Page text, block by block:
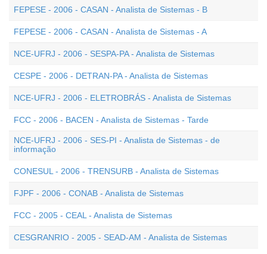
FEPESE - 2006 - CASAN - Analista de Sistemas - B
FEPESE - 2006 - CASAN - Analista de Sistemas - A
NCE-UFRJ - 2006 - SESPA-PA - Analista de Sistemas
CESPE - 2006 - DETRAN-PA - Analista de Sistemas
NCE-UFRJ - 2006 - ELETROBRÁS - Analista de Sistemas
FCC - 2006 - BACEN - Analista de Sistemas - Tarde
NCE-UFRJ - 2006 - SES-PI - Analista de Sistemas - de
informação
CONESUL - 2006 - TRENSURB - Analista de Sistemas
FJPF - 2006 - CONAB - Analista de Sistemas
FCC - 2005 - CEAL - Analista de Sistemas
CESGRANRIO - 2005 - SEAD-AM - Analista de Sistemas